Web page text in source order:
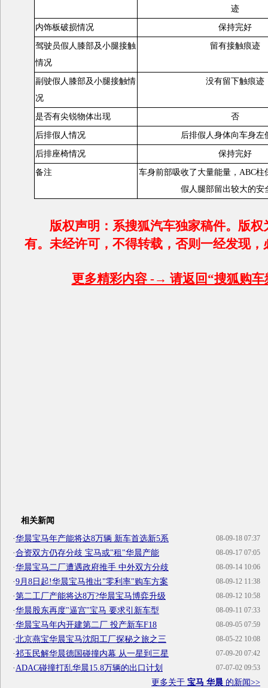
迹
内饰板破损情况 保持完好
驾驶员假人膝部及小腿接触
情况
留有接触痕迹
副驶假人膝部及小腿接触情
况
没有留下触痕迹
是否有尖锐物体出现 否
后排假人情况 后排假人身体向车身左
后排座椅情况 保持完好
备注
车身前部吸收了大量能量，ABC柱
假人腿部留出较大的安
版权声明：系搜狐汽车独家稿件。版权
有。未经许可，不得转载，否则一经发现，
更多精彩内容 -→ 请返回“搜狐购车
相关新闻
08-09-18 07:37
·华晨宝马年产能将达8万辆 新车首选新5系
08-09-17 07:05
·合资双方仍存分歧 宝马或"租"华晨产能
08-09-14 10:06
·华晨宝马二厂遭遇政府推手 中外双方分歧
08-09-12 11:38
·9月8日起!华晨宝马推出"零利率"购车方案
08-09-12 10:58
·第二工厂产能将达8万?华晨宝马博弈升级
08-09-11 07:33
·华晨股东再度"逼宫"宝马 要求引新车型
08-09-05 07:59
·华晨宝马年内开建第二厂 投产新车F18
08-05-22 10:08
·北京燕宝华晨宝马沈阳工厂探秘之旅之三
07-09-20 07:42
·祁玉民解华晨德国碰撞内幕 从一星到三星
07-07-02 09:53
·ADAC碰撞打乱华晨15.8万辆的出口计划
更多关于 宝马 华晨 的新闻>>